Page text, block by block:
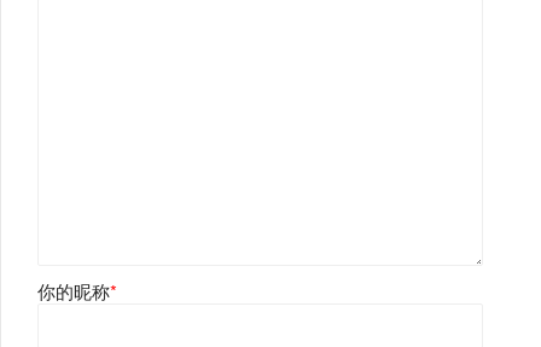
你的昵称*